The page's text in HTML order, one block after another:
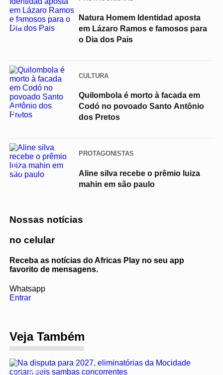
02
Natura Homem Identidad aposta
em Lázaro Ramos e famosos para
o Dia dos Pais
03
CULTURA
Quilombola é morto à facada em
Codó no povoado Santo Antônio
dos Pretos
04
PROTAGONISTAS
Aline silva recebe o prêmio luiza
mahin em são paulo
Nossas notícias
no celular
Receba as notícias do Africas Play no seu app
favorito de mensagens.
Whatsapp
Entrar
Veja Também
CULTURA